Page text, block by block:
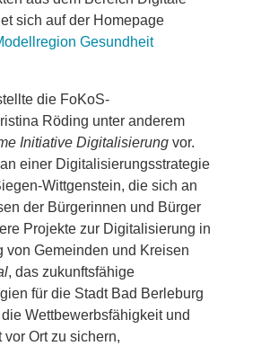
sich auf der Homepage
Gesundheit
die FoKoS-
Röding unter anderem
Initiative Digitalisierung vor.
einer Digitalisierungsstrategie
Wittgenstein, die sich an
der Bürgerinnen und Bürger
Projekte zur Digitalisierung in
von Gemeinden und Kreisen
, das zukunftsfähige
für die Stadt Bad Berleburg
Wettbewerbsfähigkeit und
vor Ort zu sichern,